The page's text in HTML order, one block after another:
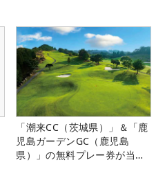
「潮来CC（茨城県）」＆「鹿
児島ガーデンGC（鹿児島
県）」の無料プレー券が当た